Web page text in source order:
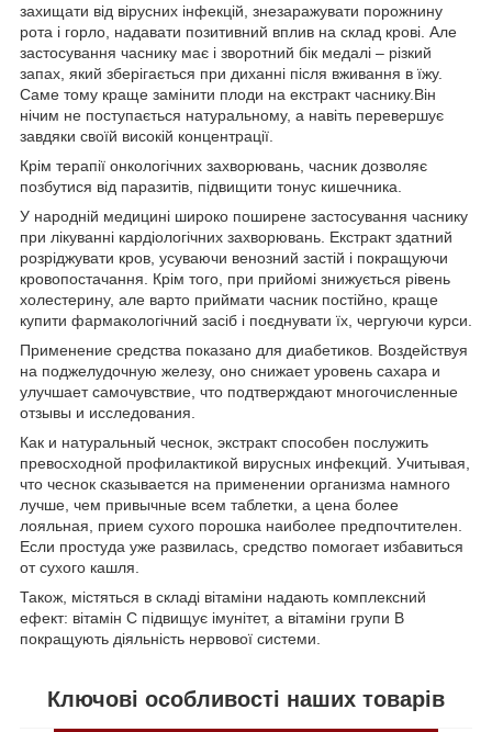
захищати від вірусних інфекцій, знезаражувати порожнину
рота і горло, надавати позитивний вплив на склад крові. Але
застосування часнику має і зворотний бік медалі – різкий
запах, який зберігається при диханні після вживання в їжу.
Саме тому краще замінити плоди на екстракт часнику.Він
нічим не поступається натуральному, а навіть перевершує
завдяки своїй високій концентрації.
Крім терапії онкологічних захворювань, часник дозволяє
позбутися від паразитів, підвищити тонус кишечника.
У народній медицині широко поширене застосування часнику
при лікуванні кардіологічних захворювань. Екстракт здатний
розріджувати кров, усуваючи венозний застій і покращуючи
кровопостачання. Крім того, при прийомі знижується рівень
холестерину, але варто приймати часник постійно, краще
купити фармакологічний засіб і поєднувати їх, чергуючи курси.
Применение средства показано для диабетиков. Воздействуя
на поджелудочную железу, оно снижает уровень сахара и
улучшает самочувствие, что подтверждают многочисленные
отзывы и исследования.
Как и натуральный чеснок, экстракт способен послужить
превосходной профилактикой вирусных инфекций. Учитывая,
что чеснок сказывается на применении организма намного
лучше, чем привычные всем таблетки, а цена более
лояльная, прием сухого порошка наиболее предпочтителен.
Если простуда уже развилась, средство помогает избавиться
от сухого кашля.
Також, містяться в складі вітаміни надають комплексний
ефект: вітамін С підвищує імунітет, а вітаміни групи В
покращують діяльність нервової системи.
Ключові особливості наших товарів